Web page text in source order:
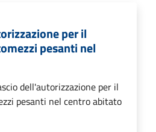
per il
pesanti nel
dell'autorizzazione per il
pesanti nel centro abitato